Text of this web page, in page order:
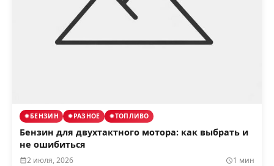
БЕНЗИН РАЗНОЕ ТОПЛИВО
Бензин для двухтактного мотора: как выбрать и
не ошибиться
2 июля, 2026 1 мин